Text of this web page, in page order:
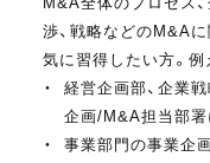
渉、戦略などのM&A
気に習得したい方。例
経営企画部、企業
企画/M&A担当部
事業部門の事業企